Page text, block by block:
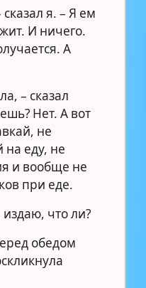
я. – Я ем
И ничего.
А
– сказал
Нет. А вот
не
еду, не
и вообще не
при еде.
что ли?
обедом